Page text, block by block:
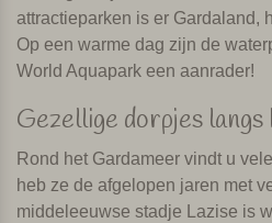
attractieparken is er Gardaland,
Op een warme dag zijn de
World Aquapark een aanrader!
Gezellige dorpjes
Rond het Gardameer vindt u
heb ze de afgelopen jaren met
middeleeuwse stadje Lazise is